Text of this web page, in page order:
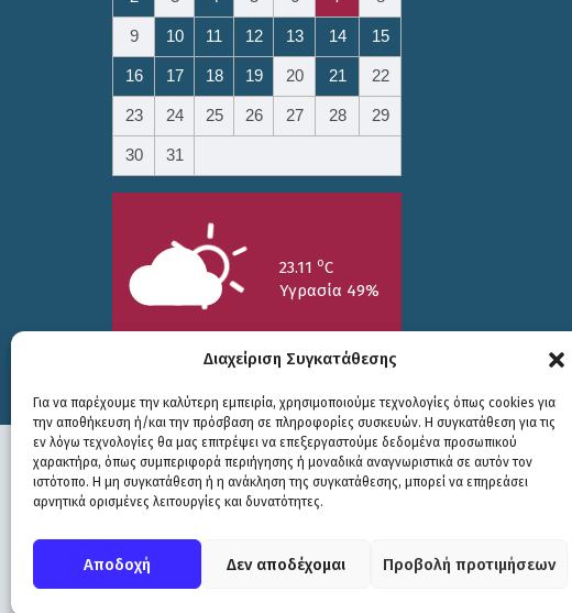
Διαχείριση Συγκατάθεσης
Για να παρέχουμε την καλύτερη εμπειρία, χρησιμοποιούμε τεχνολογίες όπως cookies για
την αποθήκευση ή/και την πρόσβαση σε πληροφορίες συσκευών. Η συγκατάθεση για τις
εν λόγω τεχνολογίες θα μας επιτρέψει να επεξεργαστούμε δεδομένα προσωπικού
χαρακτήρα, όπως συμπεριφορά περιήγησης ή μοναδικά αναγνωριστικά σε αυτόν τον
ιστότοπο. Η μη συγκατάθεση ή η ανάκληση της συγκατάθεσης, μπορεί να επηρεάσει
αρνητικά ορισμένες λειτουργίες και δυνατότητες.
Αποδοχή Δεν αποδέχομαι Προβολή προτιμήσεων
9 10 11 12 13 14 15
16 17 18 19 20 21 22
23 24 25 26 27 28 29
30 31
23.11 oC
Υγρασία 49%
25/7
15.73oC
26/7
17.99oC
27/7
20.94oC
© COPYRIGHT ΔΗΜΟΣ ΣΟΥΛΙΟΥ 2026
WEB DEVELOPMENT BYΕΓΚΡΙΤΟΣ GROUP| GRAPHICS DESIGN BY